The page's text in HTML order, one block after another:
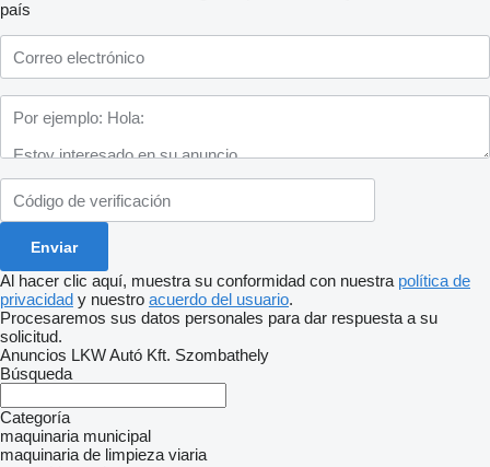
país
Al hacer clic aquí, muestra su conformidad con nuestra política de
privacidad y nuestro acuerdo del usuario.
Procesaremos sus datos personales para dar respuesta a su
solicitud.
Anuncios LKW Autó Kft. Szombathely
Búsqueda
Categoría
maquinaria municipal
maquinaria de limpieza viaria